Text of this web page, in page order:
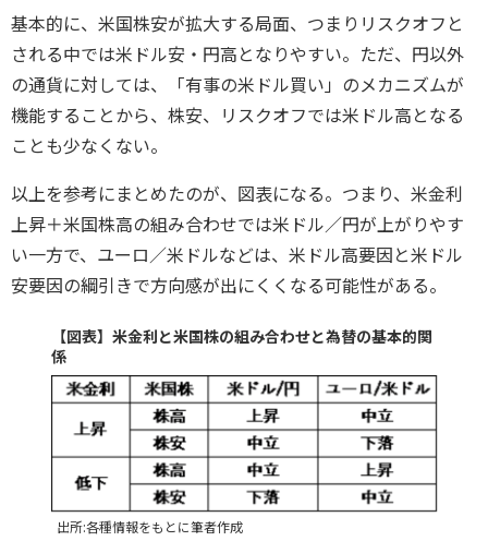
基本的に、米国株安が拡大する局面、つまりリスクオフと
される中では米ドル安・円高となりやすい。ただ、円以外
の通貨に対しては、「有事の米ドル買い」のメカニズムが
機能することから、株安、リスクオフでは米ドル高となる
ことも少なくない。
以上を参考にまとめたのが、図表になる。つまり、米金利
上昇＋米国株高の組み合わせでは米ドル／円が上がりやす
い一方で、ユーロ／米ドルなどは、米ドル高要因と米ドル
安要因の綱引きで方向感が出にくくなる可能性がある。
【図表】米金利と米国株の組み合わせと為替の基本的関
係
出所:各種情報をもとに筆者作成